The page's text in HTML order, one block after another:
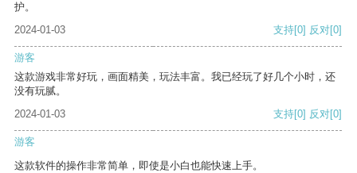
护。
2024-01-03
支持[0] 反对[0]
游客
这款游戏非常好玩，画面精美，玩法丰富。我已经玩了好几个小时，还
没有玩腻。
2024-01-03
支持[0] 反对[0]
游客
这款软件的操作非常简单，即使是小白也能快速上手。